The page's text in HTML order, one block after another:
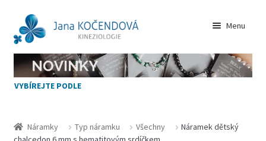
Přeskočit
na
Přejít
k
webu
Menu
VŠECHNY NÁRAMKY
NOVINKY
JAK VYBÍRAT
VYBÍREJTE PODLE
Náramky Typ náramku Všechny
Náramek dětský